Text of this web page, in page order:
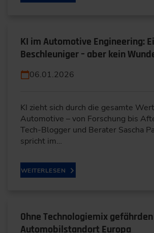
KI im Automotive Engineering:
Beschleuniger – aber kein
06.01.2026
KI zieht sich durch die gesamte
Automotive – von Forschung bis
Tech-Blogger und Berater Sascha
spricht im…
WEITERLESEN
Ohne Technologiemix
Automobilstandort Europa